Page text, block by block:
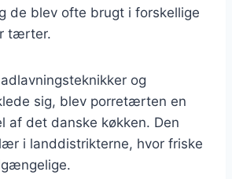
de blev ofte brugt i forskellige
tærter.
og
sig, blev porretærten en
af det danske køkken. Den
i landdistrikterne, hvor friske